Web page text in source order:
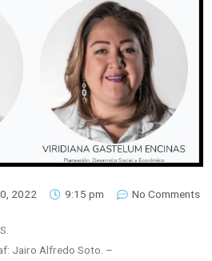
2022 9:15 pm No Comments
Jairo Alfredo Soto. –